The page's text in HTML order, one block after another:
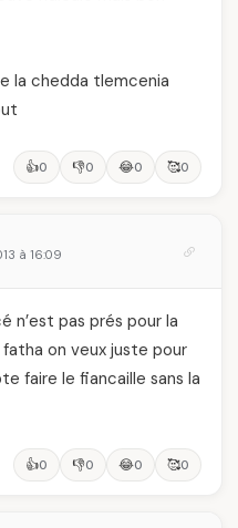
la chedda tlemcenia
👍0 👎0 😂0 🥰0
à 16:09
n’est pas prés pour la
on veux juste pour
faire le fiancaille sans la
👍0 👎0 😂0 🥰0